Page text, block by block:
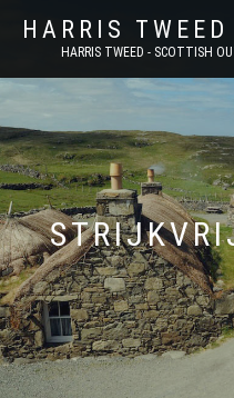
HARRIS TWEED
HARRIS TWEED - SCOTTISH